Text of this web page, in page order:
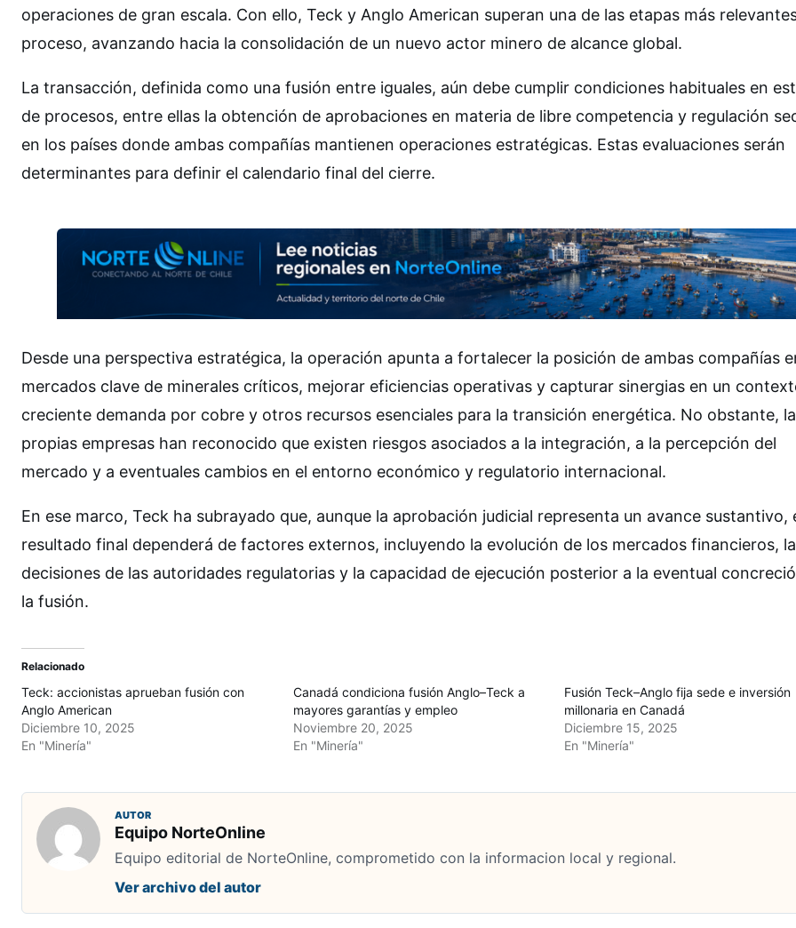
operaciones de gran escala. Con ello, Teck y Anglo American superan una de las etapas más
proceso, avanzando hacia la consolidación de un nuevo actor minero de alcance global.
La transacción, definida como una fusión entre iguales, aún debe cumplir condiciones habituales en
de procesos, entre ellas la obtención de aprobaciones en materia de libre competencia y regulación
en los países donde ambas compañías mantienen operaciones estratégicas. Estas evaluaciones serán
determinantes para definir el calendario final del cierre.
Desde una perspectiva estratégica, la operación apunta a fortalecer la posición de ambas compañías
mercados clave de minerales críticos, mejorar eficiencias operativas y capturar sinergias en un
creciente demanda por cobre y otros recursos esenciales para la transición energética. No obstante,
propias empresas han reconocido que existen riesgos asociados a la integración, a la percepción del
mercado y a eventuales cambios en el entorno económico y regulatorio internacional.
En ese marco, Teck ha subrayado que, aunque la aprobación judicial representa un avance sustantivo,
resultado final dependerá de factores externos, incluyendo la evolución de los mercados financieros,
decisiones de las autoridades regulatorias y la capacidad de ejecución posterior a la eventual
la fusión.
Relacionado
Teck: accionistas aprueban fusión con
Anglo American
Diciembre 10, 2025
En "Minería"
Canadá condiciona fusión Anglo–Teck a
mayores garantías y empleo
Noviembre 20, 2025
En "Minería"
Fusión Teck–Anglo fija sede e inversión
millonaria en Canadá
Diciembre 15, 2025
En "Minería"
AUTOR
Equipo NorteOnline
Equipo editorial de NorteOnline, comprometido con la informacion local y regional.
Ver archivo del autor